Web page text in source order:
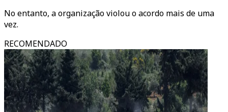
No entanto, a organização violou o acordo mais de uma
vez.
RECOMENDADO